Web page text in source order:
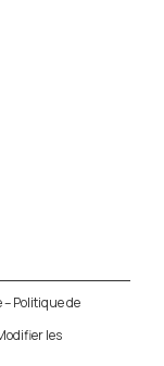
–Politique de
les